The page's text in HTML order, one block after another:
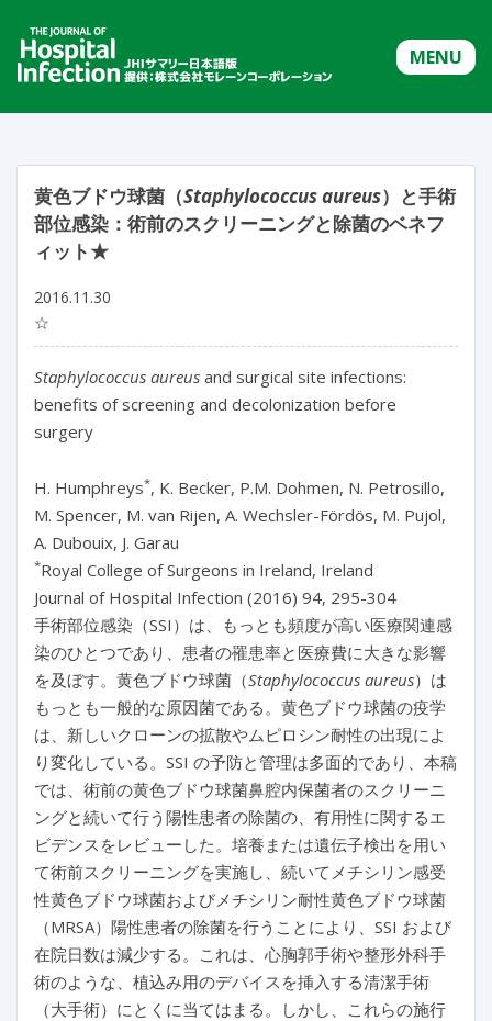
MENU
黄色ブドウ球菌（Staphylococcus aureus）と手術
部位感染：術前のスクリーニングと除菌のベネフ
ィット★
2016.11.30
☆
Staphylococcus aureus and surgical site infections:
benefits of screening and decolonization before
surgery
H. Humphreys*, K. Becker, P.M. Dohmen, N. Petrosillo,
M. Spencer, M. van Rijen, A. Wechsler-Fördös, M. Pujol,
A. Dubouix, J. Garau
*Royal College of Surgeons in Ireland, Ireland
Journal of Hospital Infection (2016) 94, 295-304
手術部位感染（SSI）は、もっとも頻度が高い医療関連感
染のひとつであり、患者の罹患率と医療費に大きな影響
を及ぼす。黄色ブドウ球菌（Staphylococcus aureus）は
もっとも一般的な原因菌である。黄色ブドウ球菌の疫学
は、新しいクローンの拡散やムピロシン耐性の出現によ
り変化している。SSI の予防と管理は多面的であり、本稿
では、術前の黄色ブドウ球菌鼻腔内保菌者のスクリーニ
ングと続いて行う陽性患者の除菌の、有用性に関するエ
ビデンスをレビューした。培養または遺伝子検出を用い
て術前スクリーニングを実施し、続いてメチシリン感受
性黄色ブドウ球菌およびメチシリン耐性黄色ブドウ球菌
（MRSA）陽性患者の除菌を行うことにより、SSI および
在院日数は減少する。これは、心胸郭手術や整形外科手
術のような、植込み用のデバイスを挿入する清潔手術
（大手術）にとくに当てはまる。しかし、これらの施行